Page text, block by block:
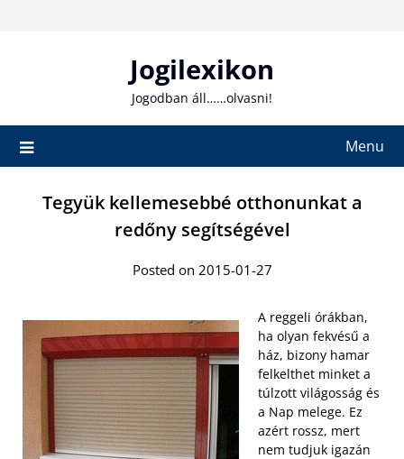
Jogilexikon
Jogodban áll……olvasni!
Menu
Tegyük kellemesebbé otthonunkat a
redőny segítségével
Posted on 2015-01-27
A reggeli órákban,
ha olyan fekvésű a
ház, bizony hamar
felkelthet minket a
túlzott világosság és
a Nap melege. Ez
azért rossz, mert
nem tudjuk igazán